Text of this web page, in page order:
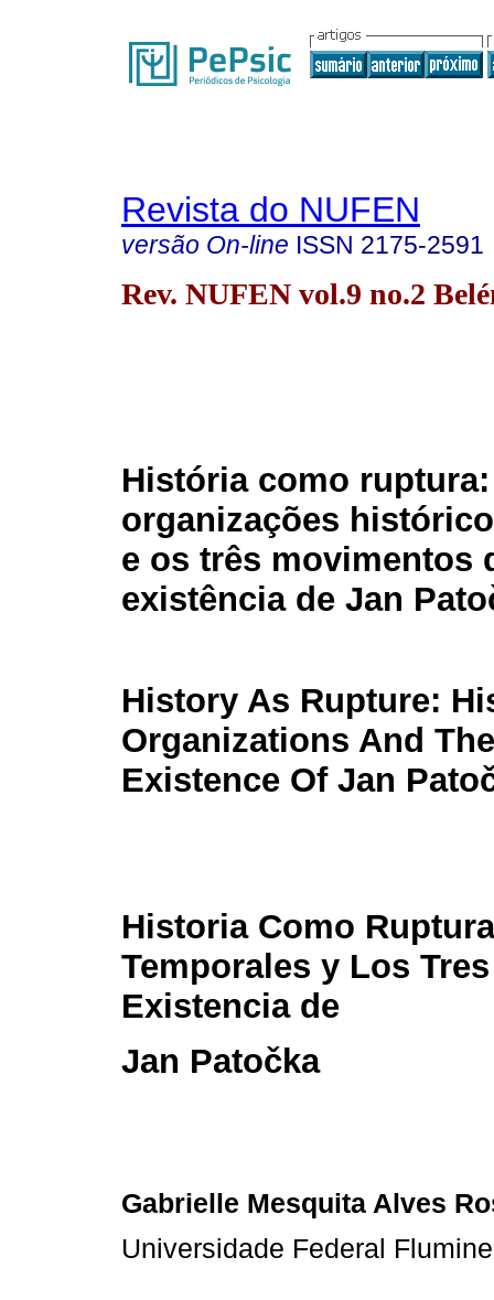
Revista do NUFEN
versão On-line ISSN 2175-2591
Rev. NUFEN vol.9 no.2
História como ruptura:
organizações
e os três movimentos
existência de Jan
History As Rupture:
Organizations And
Existence Of Jan
Historia Como
Temporales y Los
Existencia de
Jan Patočka
Gabrielle Mesquita Alves
Universidade Federal